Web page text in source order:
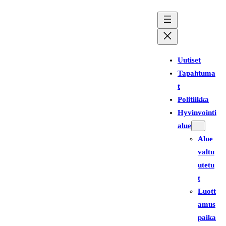
Uutiset
Tapahtuma
t
Politiikka
Hyvinvointi
alue
Alue
valtu
utetu
t
Luott
amus
paika